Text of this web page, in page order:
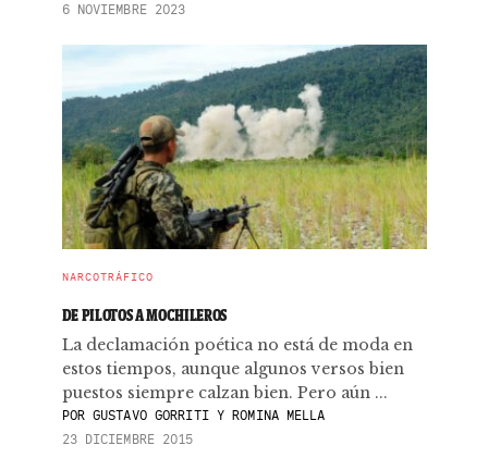
6 NOVIEMBRE 2023
NARCOTRÁFICO
DE PILOTOS A MOCHILEROS
La declamación poética no está de moda en
estos tiempos, aunque algunos versos bien
puestos siempre calzan bien. Pero aún ...
PORGUSTAVO GORRITI Y ROMINA MELLA
23 DICIEMBRE 2015